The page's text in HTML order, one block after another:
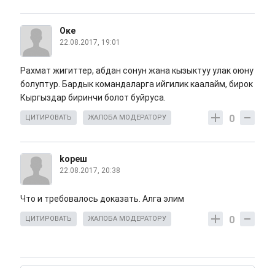
Оке
22.08.2017, 19:01
Рахмат жигиттер, абдан сонун жана кызыктуу улак оюну
болуптур. Бардык командаларга ийгилик каалайм, бирок
Кыргыздар биринчи болот буйруса.
0
ЦИТИРОВАТЬ ЖАЛОБА МОДЕРАТОРУ
kореш
22.08.2017, 20:38
Что и требовалось доказать. Алга элим
0
ЦИТИРОВАТЬ ЖАЛОБА МОДЕРАТОРУ